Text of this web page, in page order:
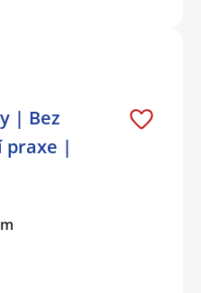
| Bez
praxe |